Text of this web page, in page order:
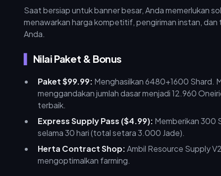
Saat bersiap untuk banner besar, Anda memerlukan
menawarkan harga kompetitif, pengiriman instan,
Anda.
Nilai Paket & Bonus
Paket $99.99: Menghasilkan 6480+1600 Shard.
menggandakan jumlah dasar menjadi 12.960
terbaik.
Express Supply Pass ($4.99): Memberikan 300
selama 30 hari (total setara 3.000 Jade).
Herta Contract Shop:Ambil Resource Supply
mengoptimalkan farming.